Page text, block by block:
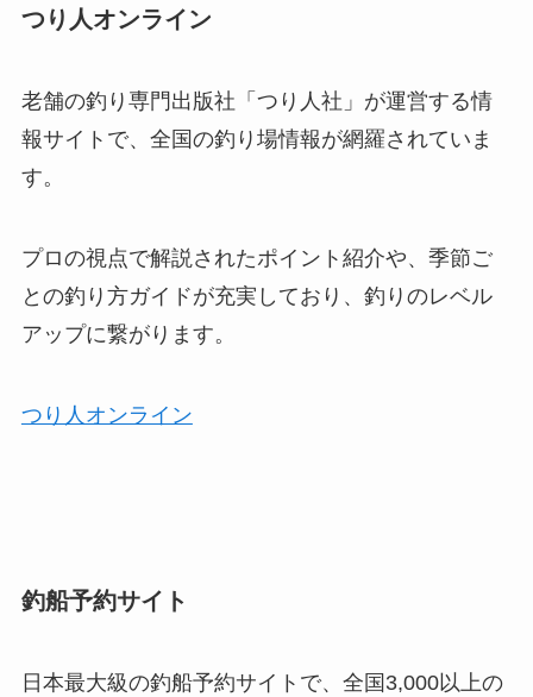
つり人オンライン
老舗の釣り専門出版社「つり人社」が運営する情
報サイトで、全国の釣り場情報が網羅されていま
す。
プロの視点で解説されたポイント紹介や、季節ご
との釣り方ガイドが充実しており、釣りのレベル
アップに繋がります。
つり人オンライン
釣船予約サイト
日本最大級の釣船予約サイトで、全国3,000以上の